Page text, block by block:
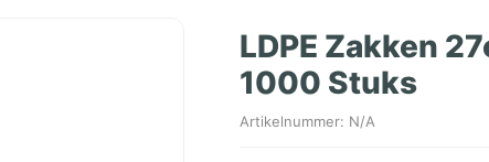
LDPE Zakken
1000 Stuks
Artikelnummer: N/A